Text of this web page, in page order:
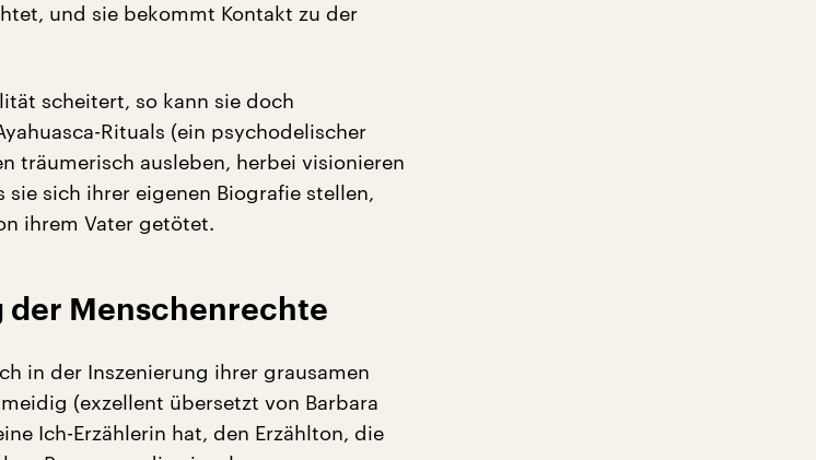
und sie bekommt Kontakt zu der
scheitert, so kann sie doch
Rituals (ein psychodelischer
träumerisch ausleben, herbei visionieren
sich ihrer eigenen Biografie stellen,
ihrem Vater getötet.
der Menschenrechte
in der Inszenierung ihrer grausamen
(exzellent übersetzt von Barbara
Ich-Erzählerin hat, den Erzählton, die